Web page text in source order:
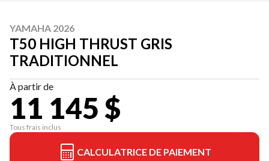
YAMAHA 2026
T50 HIGH THRUST GRIS
TRADITIONNEL
À partir de
11 145 $
Tous frais inclus
CALCULATRICE DE PAIEMENT